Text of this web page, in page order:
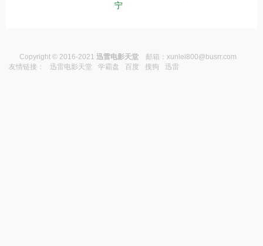
宁
Copyright © 2016-2021 迅雷电影天堂 邮箱： xunlei800@busrr.com
友情链接：
迅雷电影天堂 学霸盘 百度 搜狗 迅雷